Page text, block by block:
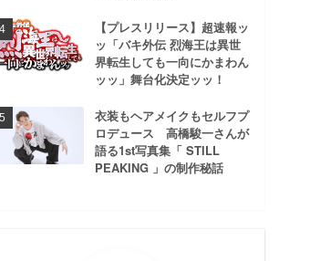
【プレスリリース】超速報ッ
ッ「バキ外伝 烈海王は異世
界転生しても一向にかまわん
ッッ」舞台化決定ッッ！
衣装もヘアメイクもセルフプ
ロデュース 高橋駿一さんが
語る1st写真集「 STILL
PEAKING 」の制作秘話